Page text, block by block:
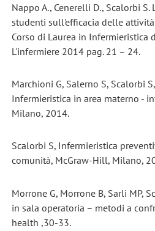
Nappo A., Cenerelli D., Scalorbi
studenti sull'efficacia delle
Corso di Laurea in Infermieristica
L'infermiere 2014 pag. 21 – 24.
Marchioni G, Salerno S, Scalorbi
Infermieristica in area materno -
Milano, 2014.
Scalorbi S, Infermieristica
comunità, McGraw-Hill, Milano,
Morrone G, Morrone B, Sarli MP,
in sala operatoria – metodi a
health ,30-33.